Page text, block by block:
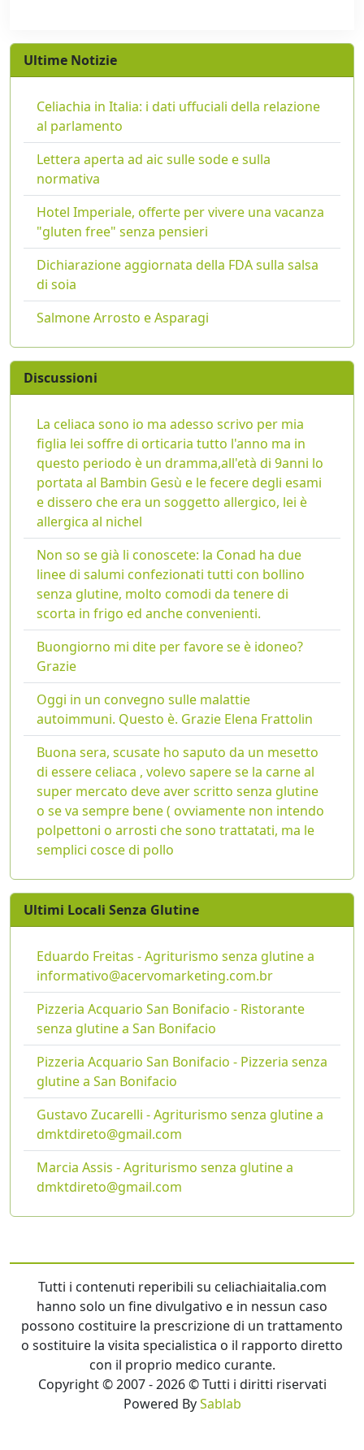
Ultime Notizie
Celiachia in Italia: i dati uffuciali della relazione
al parlamento
Lettera aperta ad aic sulle sode e sulla
normativa
Hotel Imperiale, offerte per vivere una vacanza
"gluten free" senza pensieri
Dichiarazione aggiornata della FDA sulla salsa
di soia
Salmone Arrosto e Asparagi
Discussioni
La celiaca sono io ma adesso scrivo per mia
figlia lei soffre di orticaria tutto l'anno ma in
questo periodo è un dramma,all'età di 9anni lo
portata al Bambin Gesù e le fecere degli esami
e dissero che era un soggetto allergico, lei è
allergica al nichel
Non so se già li conoscete: la Conad ha due
linee di salumi confezionati tutti con bollino
senza glutine, molto comodi da tenere di
scorta in frigo ed anche convenienti.
Buongiorno mi dite per favore se è idoneo?
Grazie
Oggi in un convegno sulle malattie
autoimmuni. Questo è. Grazie Elena Frattolin
Buona sera, scusate ho saputo da un mesetto
di essere celiaca , volevo sapere se la carne al
super mercato deve aver scritto senza glutine
o se va sempre bene ( ovviamente non intendo
polpettoni o arrosti che sono trattatati, ma le
semplici cosce di pollo
Ultimi Locali Senza Glutine
Eduardo Freitas - Agriturismo senza glutine a
informativo@acervomarketing.com.br
Pizzeria Acquario San Bonifacio - Ristorante
senza glutine a San Bonifacio
Pizzeria Acquario San Bonifacio - Pizzeria senza
glutine a San Bonifacio
Gustavo Zucarelli - Agriturismo senza glutine a
dmktdireto@gmail.com
Marcia Assis - Agriturismo senza glutine a
dmktdireto@gmail.com
Tutti i contenuti reperibili su celiachiaitalia.com
hanno solo un fine divulgativo e in nessun caso
possono costituire la prescrizione di un trattamento
o sostituire la visita specialistica o il rapporto diretto